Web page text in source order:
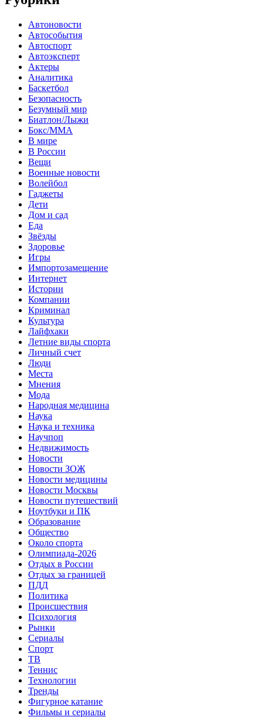
Автоновости
Автособытия
Автоспорт
Автоэксперт
Актеры
Аналитика
Баскетбол
Безопасность
Безумный мир
Биатлон/Лыжи
Бокс/MMA
В мире
В России
Вещи
Военные новости
Волейбол
Гаджеты
Дети
Дом и сад
Еда
Звёзды
Здоровье
Игры
Импортозамещение
Интернет
Истории
Компании
Криминал
Культура
Лайфхаки
Летние виды спорта
Личный счет
Люди
Места
Мнения
Мода
Народная медицина
Наука
Наука и техника
Научпоп
Недвижимость
Новости
Новости ЗОЖ
Новости медицины
Новости Москвы
Новости путешествий
Ноутбуки и ПК
Образование
Общество
Около спорта
Олимпиада-2026
Отдых в России
Отдых за границей
ПДД
Политика
Происшествия
Психология
Рынки
Сериалы
Спорт
ТВ
Теннис
Технологии
Тренды
Фигурное катание
Фильмы и сериалы